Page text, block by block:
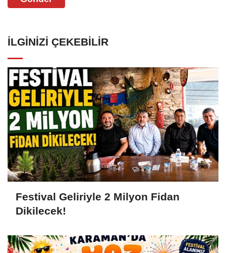
İLGINIZI ÇEKEBILIR
Festival Geliriyle 2 Milyon Fidan
Dikilecek!